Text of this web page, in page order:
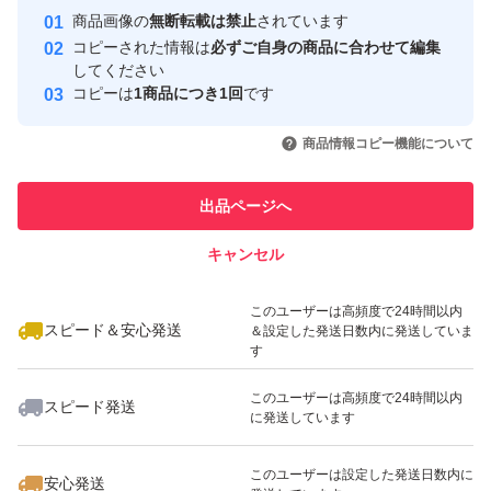
取引実績
取引実績◯+
このユーザーはYahoo!フリマの取
引を完了させた実績があります
での取引実績があります
スピード&安心発送
※このバッジは実績に基づく表示であり、発送を保証しているものではあり
スピード＆安心発送
このユーザーは高頻度で24時間以内
＆設定した発送日数内に発送していま
す
スピード発送
このユーザーは高頻度で24時間以内
に発送しています
安心発送
このユーザーは設定した発送日数内に
商品画像の無断転載は禁止されています
コピーされた情報は必ずご自身の商品に合わせて編集
してください
コピーは1商品につき1回です
商品情報コピー機能について
出品ページへ
キャンセル
最大10%対象